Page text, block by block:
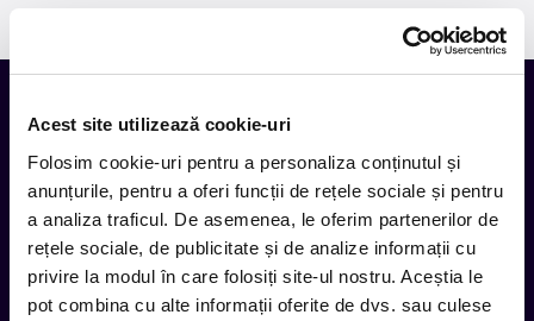
Acest site utilizează cookie-uri
Folosim cookie-uri pentru a personaliza conținutul și
anunțurile, pentru a oferi funcții de rețele sociale și pentru
a analiza traficul. De asemenea, le oferim partenerilor de
rețele sociale, de publicitate și de analize informații cu
privire la modul în care folosiți site-ul nostru. Aceștia le
pot combina cu alte informații oferite de dvs. sau culese
Tot ce te intereseaza, direct in
inbox.
Aboneaza-te la newsletter-ul nostru, fii primul la care ajung
evenimentele noi.